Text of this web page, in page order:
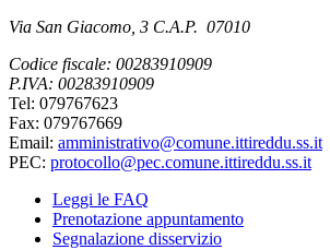
Via San Giacomo, 3 C.A.P. 07010
Codice fiscale: 00283910909
P.IVA: 00283910909
Tel: 079767623
Fax: 079767669
Email: amministrativo@comune.ittireddu.ss.it
PEC: protocollo@pec.comune.ittireddu.ss.it
Leggi le FAQ
Prenotazione appuntamento
Segnalazione disservizio